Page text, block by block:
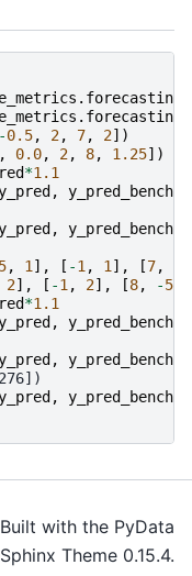
-0.5, 2, 7, 2])
, 0.0, 2, 8, 1.25])
*1.1
,
,
, 1 ], [ -1 , 1 ], [7,
2], [ -1 , 2], [8, -5
*1.1
,
,
,
Built with the PyData
Sphinx Theme 0.15.4.